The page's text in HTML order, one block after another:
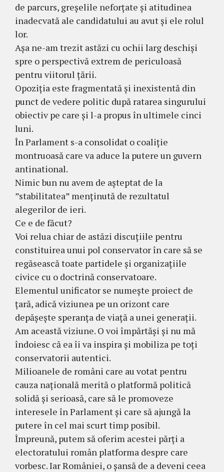
de parcurs, greșelile neforțate și atitudinea
inadecvată ale candidatului au avut și ele rolul
lor.
Așa ne-am trezit astăzi cu ochii larg deschiși
spre o perspectivă extrem de periculoasă
pentru viitorul țării.
Opoziția este fragmentată și inexistentă din
punct de vedere politic după ratarea singurului
obiectiv pe care și l-a propus în ultimele cinci
luni.
În Parlament s-a consolidat o coaliție
montruoasă care va aduce la putere un guvern
antinational.
Nimic bun nu avem de așteptat de la
”stabilitatea” menținută de rezultatul
alegerilor de ieri.
Ce e de făcut?
Voi relua chiar de astăzi discuțiile pentru
constituirea unui pol conservator în care să se
regăsească toate partidele și organizațiile
civice cu o doctrină conservatoare.
Elementul unificator se numește proiect de
țară, adică viziunea pe un orizont care
depășește speranța de viață a unei generații.
Am această viziune. O voi împărtăși și nu mă
îndoiesc că ea îi va inspira și mobiliza pe toți
conservatorii autentici.
Milioanele de români care au votat pentru
cauza națională merită o platformă politică
solidă și serioasă, care să le promoveze
interesele în Parlament și care să ajungă la
putere în cel mai scurt timp posibil.
Împreună, putem să oferim acestei părți a
electoratului român platforma despre care
vorbesc. Iar României, o șansă de a deveni ceea